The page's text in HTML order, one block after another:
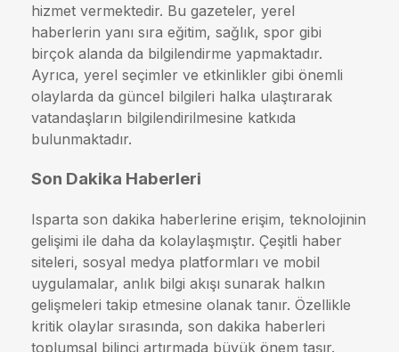
hizmet vermektedir. Bu gazeteler, yerel
haberlerin yanı sıra eğitim, sağlık, spor gibi
birçok alanda da bilgilendirme yapmaktadır.
Ayrıca, yerel seçimler ve etkinlikler gibi önemli
olaylarda da güncel bilgileri halka ulaştırarak
vatandaşların bilgilendirilmesine katkıda
bulunmaktadır.
Son Dakika Haberleri
Isparta son dakika haberlerine erişim, teknolojinin
gelişimi ile daha da kolaylaşmıştır. Çeşitli haber
siteleri, sosyal medya platformları ve mobil
uygulamalar, anlık bilgi akışı sunarak halkın
gelişmeleri takip etmesine olanak tanır. Özellikle
kritik olaylar sırasında, son dakika haberleri
toplumsal bilinci artırmada büyük önem taşır.